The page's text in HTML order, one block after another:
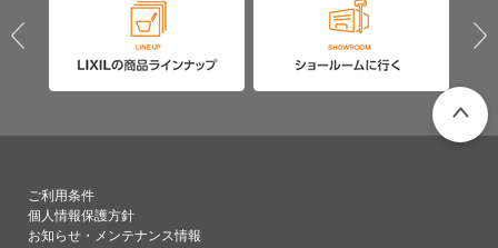
ご利用条件
個人情報保護方針
お知らせ・メンテナンス情報